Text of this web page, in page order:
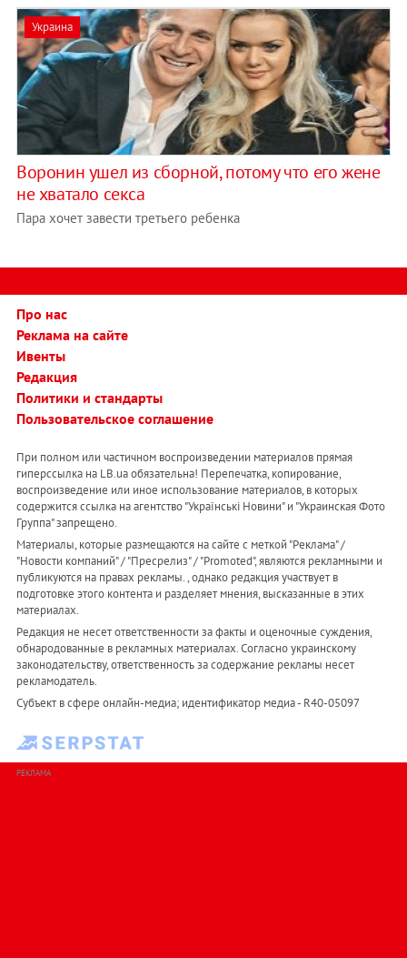
Украина
Воронин ушел из сборной, потому что его жене
не хватало секса
Пара хочет завести третьего ребенка
Про нас
Реклама на сайте
Ивенты
Редакция
Политики и стандарты
Пользовательское соглашение
При полном или частичном воспроизведении материалов прямая
гиперссылка на LB.ua обязательна! Перепечатка, копирование,
воспроизведение или иное использование материалов, в которых
содержится ссылка на агентство "Українськi Новини" и "Украинская Фото
Группа" запрещено.
Материалы, которые размещаются на сайте с меткой "Реклама" /
"Новости компаний" / "Пресрелиз" / "Promoted", являются рекламными и
публикуются на правах рекламы. , однако редакция участвует в
подготовке этого контента и разделяет мнения, высказанные в этих
материалах.
Редакция не несет ответственности за факты и оценочные суждения,
обнародованные в рекламных материалах. Согласно украинскому
законодательству, ответственность за содержание рекламы несет
рекламодатель.
Субъект в сфере онлайн-медиа; идентификатор медиа - R40-05097
РЕКЛАМА